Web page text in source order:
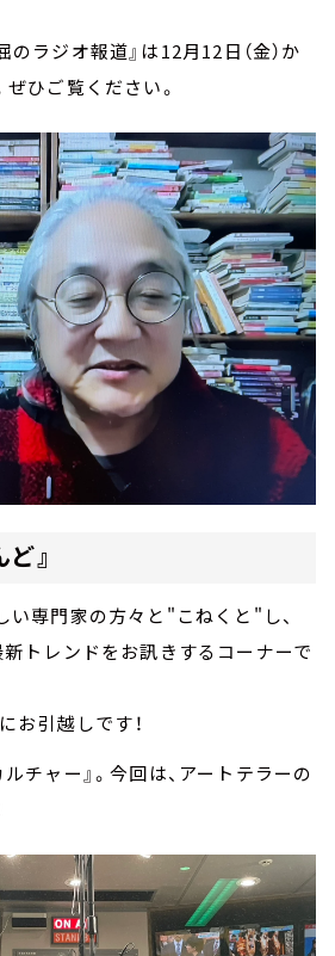
ラジオ報道』は12月12日（金）か
ひご覧ください。
』
い専門家の方々と"こねくと"し、
新トレンドをお訊きするコーナーで
お引越しです！
チャー』。今回は、アートテラーの